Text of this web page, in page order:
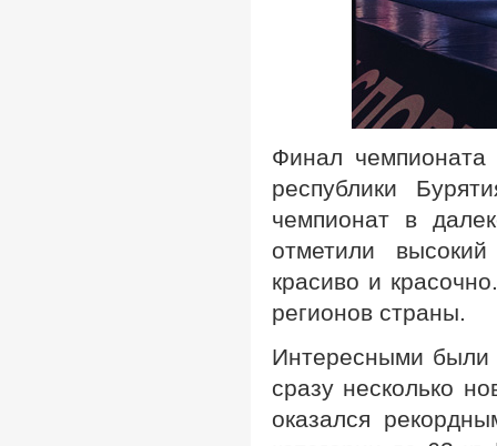
Финал
республики
чемпионат в
отметили
красиво и
регионов страны.
Интересными были
сразу несколько
оказался